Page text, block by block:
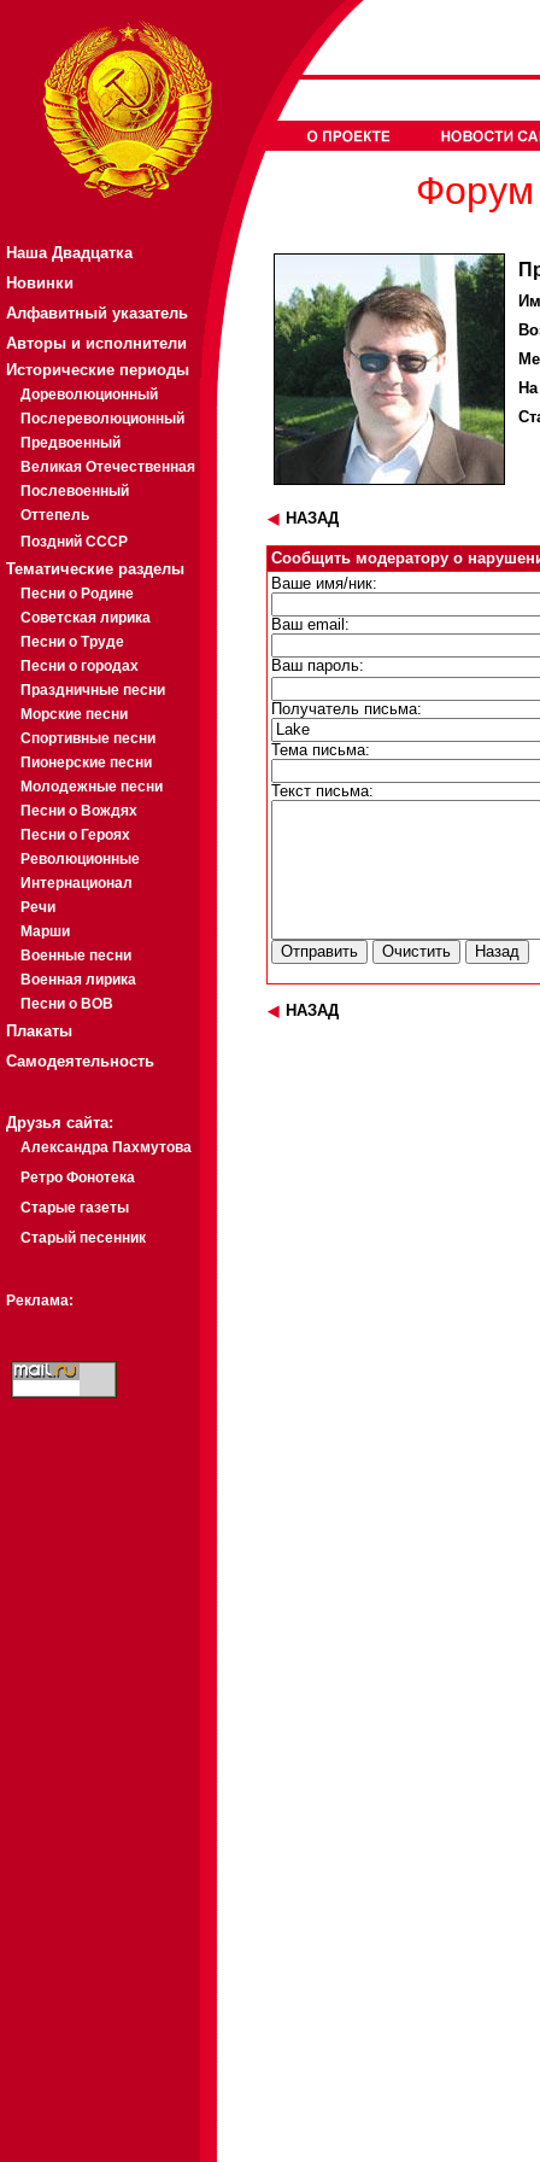
Наша Двадцатка
Новинки
Алфавитный указатель
Авторы и исполнители
Исторические периоды
Дореволюционный
Послереволюционный
Предвоенный
Великая Отечественная
Послевоенный
Оттепель
Поздний СССР
Тематические разделы
Песни о Родине
Советская лирика
Песни о Труде
Песни о городах
Праздничные песни
Морские песни
Спортивные песни
Пионерские песни
Молодежные песни
Песни о Вождях
Песни о Героях
Революционные
Интернационал
Речи
Марши
Военные песни
Военная лирика
Песни о ВОВ
Плакаты
Самодеятельность
Друзья сайта:
Александра Пахмутова
Ретро Фонотека
Старые газеты
Старый песенник
Реклама:
Форум
НАЗАД
Сообщить модератору о
Ваше имя/ник:
Ваш email:
Ваш пароль:
Получатель письма:
Тема письма:
Текст письма:
НАЗАД